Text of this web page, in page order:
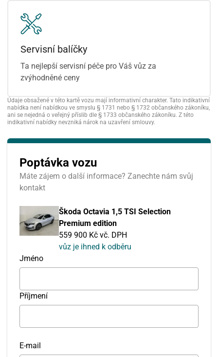
Servisní balíčky
Ta nejlepší servisní péče pro Váš vůz za
zvýhodněné ceny
Údaje obsažené v této kartě vozu mají informativní charakter. Tato indikativní
nabídka není nabídkou ve smyslu § 1731 nebo § 1732 občanského zákoníku,
ani se nejedná o veřejný příslib dle § 1733 občanského zákoníku. Z této
indikativní nabídky nevzniká nárok na uzavření smlouvy.
Poptávka vozu
Máte zájem o další informace? Zanechte nám svůj
kontakt
Škoda Octavia 1,5 TSI Selection
Premium edition
559 900 Kč vč. DPH
vůz je ihned k odběru
Jméno
Příjmení
E-mail